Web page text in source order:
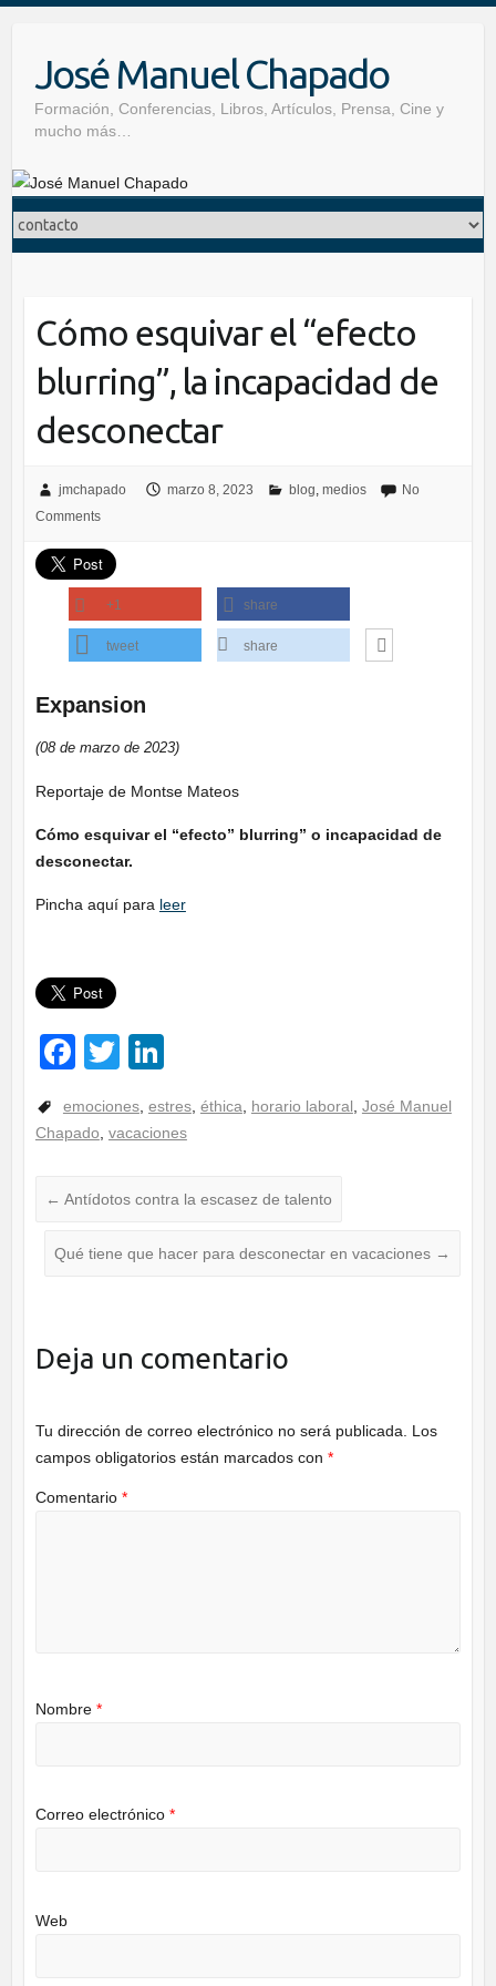
José Manuel Chapado
Formación, Conferencias, Libros, Artículos, Prensa, Cine y
mucho más…
Cómo esquivar el “efecto
blurring”, la incapacidad de
desconectar
jmchapado marzo 8, 2023 blog, medios
No
Comments
+1 share
tweet share
Expansion
(08 de marzo de 2023)
Reportaje de Montse Mateos
Cómo esquivar el “efecto” blurring” o incapacidad de
desconectar.
Pincha aquí para leer
F
c
b
o
T
tt
k
dI
emociones, estres, éthica horario laboral José Manuel
Chapado vacaciones
← Antídotos contra la escasez de talento
Qué tiene que hacer para desconectar en vacaciones →
Deja un comentario
Tu dirección de correo electrónico no será publicada. Los
campos obligatorios están marcados con *
Comentario *
Nombre *
Correo electrónico *
Web